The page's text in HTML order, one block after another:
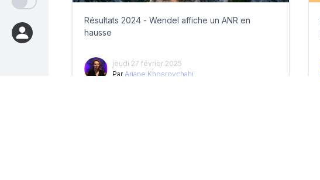
Résultats 2024 - Wendel affiche un ANR en
hausse
jeudi 27 février 2025
Par Ariane Khosrovchahi